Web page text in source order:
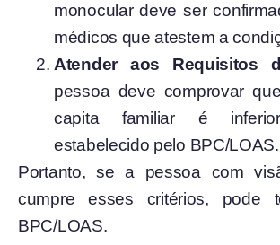
monocular deve ser
médicos que atestem a
Atender aos Requisitos
pessoa deve comprovar
capita familiar é
estabelecido pelo BPC/LOAS.
Portanto, se a pessoa com
cumpre esses critérios, pode
BPC/LOAS.